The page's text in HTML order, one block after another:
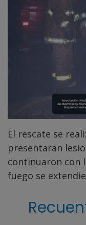
El rescate se
presentaran
continuaron con
fuego se